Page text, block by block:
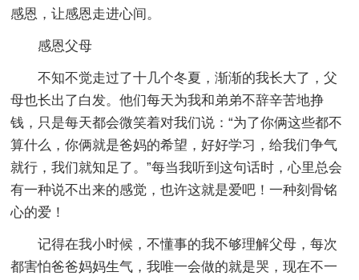
感恩，让感恩走进心间。
感恩父母
不知不觉走过了十几个冬夏，渐渐的我长大了，父
母也长出了白发。他们每天为我和弟弟不辞辛苦地挣
钱，只是每天都会微笑着对我们说：“为了你俩这些都不
算什么，你俩就是爸妈的希望，好好学习，给我们争气
就行，我们就知足了。”每当我听到这句话时，心里总会
有一种说不出来的感觉，也许这就是爱吧！一种刻骨铭
心的爱！
记得在我小时候，不懂事的我不够理解父母，每次
都害怕爸爸妈妈生气，我唯一会做的就是哭，现在不一